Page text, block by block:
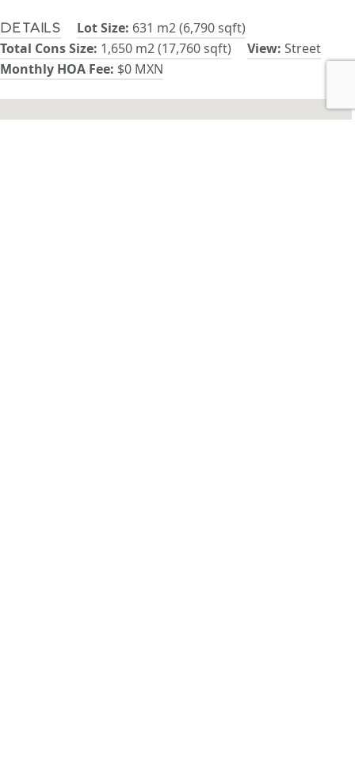
Details Lot Size: 631 m2 (6,790 sqft)
Total Cons Size: 1,650 m2 (17,760 sqft) View: Street
Monthly HOA Fee: $0 MXN